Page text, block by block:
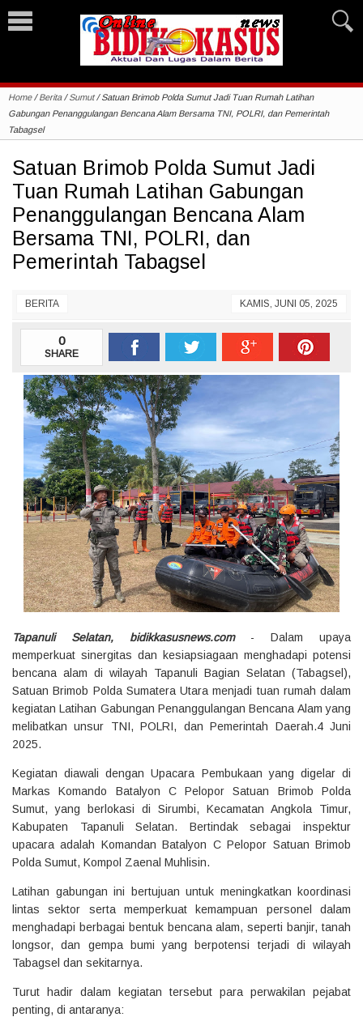
Home/Berita/Sumut/Satuan Brimob Polda Sumut Jadi Tuan Rumah Latihan
Gabungan Penanggulangan Bencana Alam Bersama TNI, POLRI, dan Pemerintah
Tabagsel
Satuan Brimob Polda Sumut Jadi
Tuan Rumah Latihan Gabungan
Penanggulangan Bencana Alam
Bersama TNI, POLRI, dan
Pemerintah Tabagsel
BERITA KAMIS, JUNI 05, 2025
0
SHARE
Tapanuli Selatan, bidikkasusnews.com- Dalam upaya
memperkuat sinergitas dan kesiapsiagaan menghadapi potensi
bencana alam di wilayah Tapanuli Bagian Selatan (Tabagsel),
Satuan Brimob Polda Sumatera Utara menjadi tuan rumah dalam
kegiatan Latihan Gabungan Penanggulangan Bencana Alam yang
melibatkan unsur TNI, POLRI, dan Pemerintah Daerah.4 Juni
2025.
Kegiatan diawali dengan Upacara Pembukaan yang digelar di
Markas Komando Batalyon C Pelopor Satuan Brimob Polda
Sumut, yang berlokasi di Sirumbi, Kecamatan Angkola Timur,
Kabupaten Tapanuli Selatan. Bertindak sebagai inspektur
upacara adalah Komandan Batalyon C Pelopor Satuan Brimob
Polda Sumut, Kompol Zaenal Muhlisin.
Latihan gabungan ini bertujuan untuk meningkatkan koordinasi
lintas sektor serta memperkuat kemampuan personel dalam
menghadapi berbagai bentuk bencana alam, seperti banjir, tanah
longsor, dan gempa bumi yang berpotensi terjadi di wilayah
Tabagsel dan sekitarnya.
Turut hadir dalam kegiatan tersebut para perwakilan pejabat
penting, di antaranya: